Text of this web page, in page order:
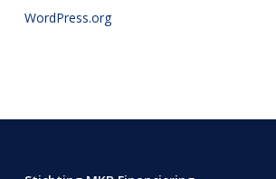
WordPress.org